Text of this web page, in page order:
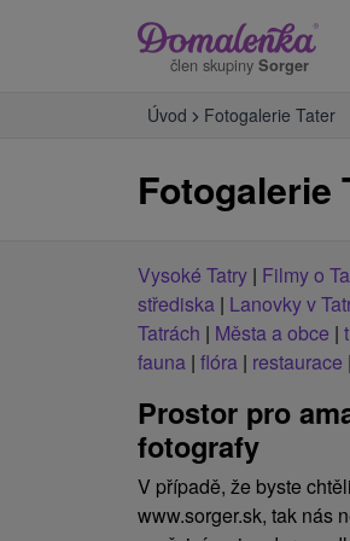
člen skupiny Sorger
Úvod Fotogalerie Tater
Fotogalerie
Vysoké Tatry | Filmy o
střediska | Lanovky v
Tatrách | Města a obce |
fauna | flóra | restaurace |
Prostor pro
fotografy
V případě, že byste
www.sorger.sk, tak nás